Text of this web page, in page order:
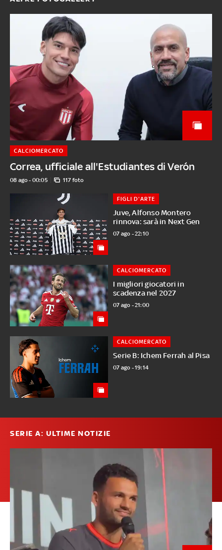
Correa, ufficiale all'Estudiantes di Verón
CALCIOMERCATO
08 ago - 00:05 117 foto
Juve, Alfonso Montero
rinnova: sarà in Next Gen
FIGLI D'ARTE
07 ago - 22:10
I migliori giocatori in
scadenza nel 2027
CALCIOMERCATO
07 ago - 21:00
Serie B: Ichem Ferrah al Pisa
CALCIOMERCATO
07 ago - 19:14
SERIE A: ULTIME NOTIZIE